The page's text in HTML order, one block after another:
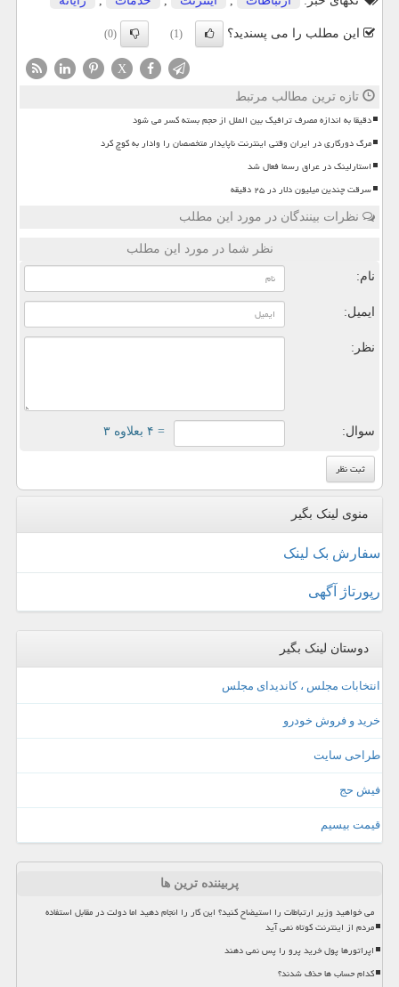
این مطلب را می پسندید؟ (1)
(0)
X
تازه ترین مطالب مرتبط
دقیقا به اندازه مصرف ترافیک بین الملل از حجم بسته کسر می شود
مرگ دورکاری در ایران وقتی اینترنت ناپایدار متخصصان را وادار به کوچ کرد
استارلینک در عراق رسما فعال شد
سرقت چندین میلیون دلار در ۲۵ دقیقه
نظرات بینندگان در مورد این مطلب
نظر شما در مورد این مطلب
نام:
ایمیل:
نظر:
سوال: = ۴ بعلاوه ۳
منوی لینک بگیر
سفارش بک لینک
رپورتاژ آگهی
دوستان لینک بگیر
انتخابات مجلس ، کاندیدای مجلس
خرید و فروش خودرو
طراحی سایت
فیش حج
قیمت بیسیم
پربیننده ترین ها
می خواهید وزیر ارتباطات را استیضاح کنید؟ این کار را انجام دهید اما دولت در مقابل استفاده
مردم از اینترنت کوتاه نمی آید
اپراتورها پول خرید پرو را پس نمی دهند
کدام حساب ها حذف شدند؟